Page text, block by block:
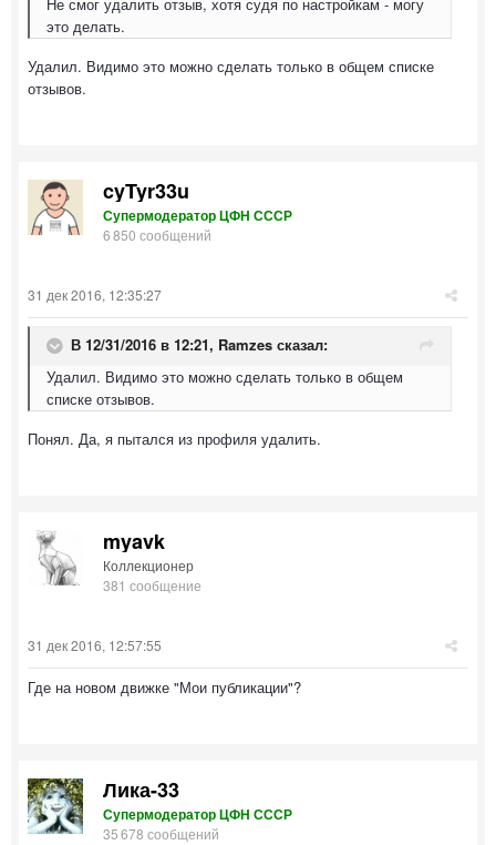
это делать.
Удалил. Видимо это можно сделать только в общем списке
отзывов.
cyTyr33u
Супермодератор ЦФН СССР
6 850 сообщений
31 дек 2016, 12:35:27
В 12/31/2016 в 12:21, Ramzes сказал:
Удалил. Видимо это можно сделать только в общем
списке отзывов.
Понял. Да, я пытался из профиля удалить.
myavk
Коллекционер
381 сообщение
31 дек 2016, 12:57:55
Где на новом движке "Мои публикации"?
Лика-33
Супермодератор ЦФН СССР
35 678 сообщений